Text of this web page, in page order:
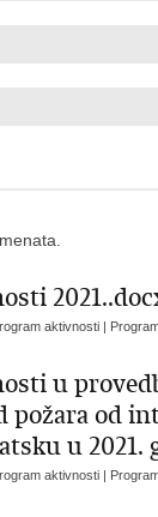
aktivnosti |
u
požara od
u 2021.
aktivnosti |